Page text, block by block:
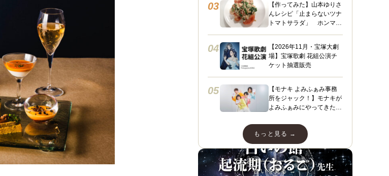
03
【作ってみた】山本ゆりさ
んレシピ「止まらないツナ
トマトサラダ」 ホンマに
04
【2026年11月・宝塚大劇
場】宝塚歌劇 花組公演チ
ケット抽選販売
05
【モナキ よみふぁみ事務
所をジャック！】モナキが
よみふぁみにやってきた！
ダンスあり☆スペシャルイ
ンタビューも＼（＾ ＾）
／
もっと見る →
占いを見る →